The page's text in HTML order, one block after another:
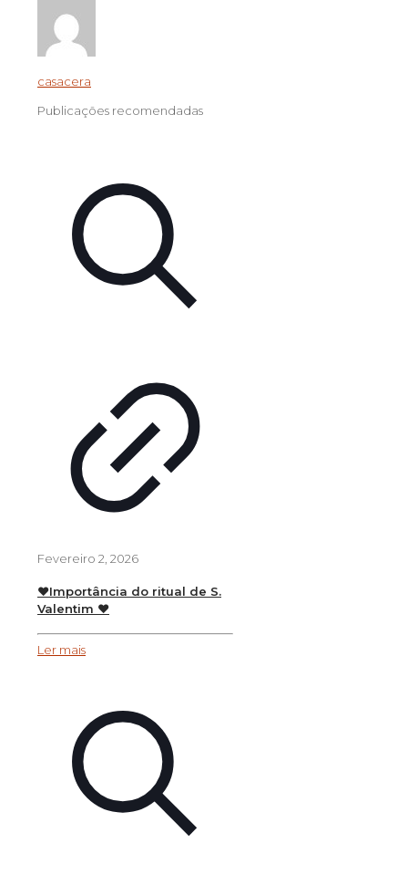
casacera
Publicações recomendadas
Fevereiro 2, 2026
❤️Importância do ritual de S.
Valentim ❤️
Ler mais